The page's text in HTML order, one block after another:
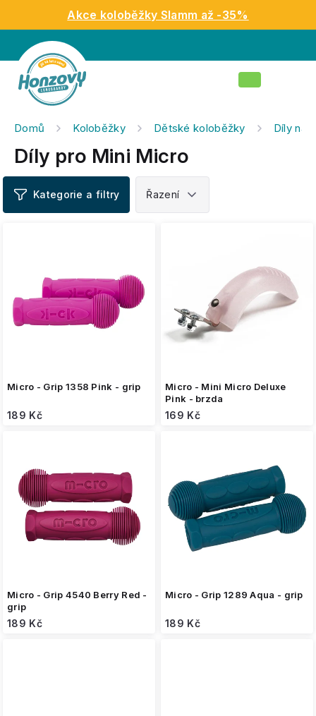
obsah
Akce koloběžky Slamm až -35%
Nákupní
Domů Koloběžky Dětské koloběžky Díly na
Díly pro Mini Micro
ý
p
d
u
Micro - Grip 1358 Pink - grip
189 Kč
Micro - Mini Micro Deluxe
Pink - brzda
169 Kč
Micro - Grip 4540 Berry Red -
grip
189 Kč
Micro - Grip 1289 Aqua - grip
189 Kč